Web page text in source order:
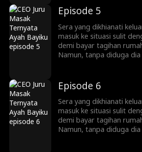
direncanakan. Sera yang
putranya setelah dikirim
enam tahun pun
akhirnya
Malik. Akankah Malik
sebagai wanita yang
Episode 5
Sera yang dikhianati
masuk ke situasi sulit
demi bayar tagihan
Namun, tanpa diduga
direncanakan. Sera yang
putranya setelah dikirim
enam tahun pun
akhirnya
Malik. Akankah Malik
sebagai wanita yang
Episode 6
Sera yang dikhianati
masuk ke situasi sulit
demi bayar tagihan
Namun, tanpa diduga